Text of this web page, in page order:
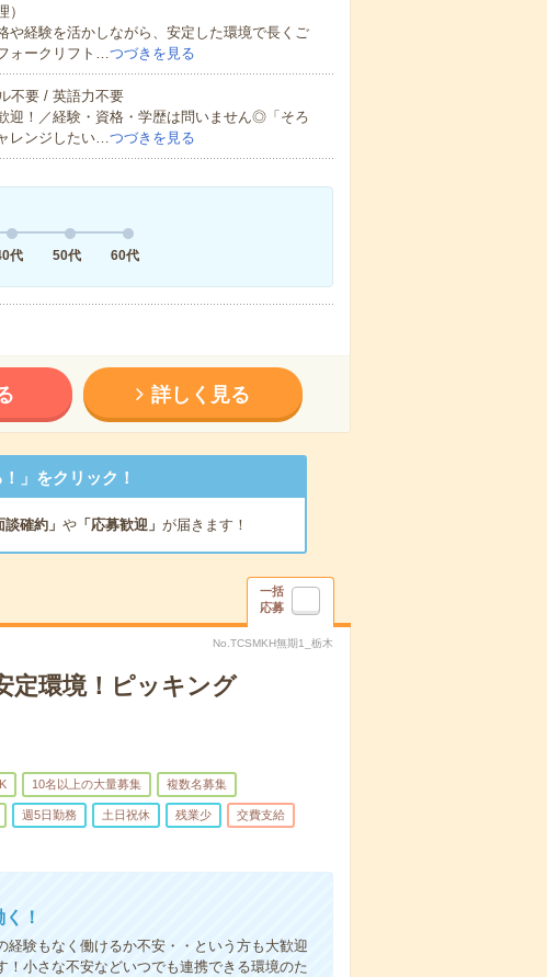
経験を活かしながら、安定した環境で長くご
ォークリフト…つづきを見る
不要 / 英語力不要
迎！／経験・資格・学歴は問いません◎「そろ
レンジしたい…つづきを見る
代 50代 60代
詳しく見る
」をクリック！
談確約」 や「応募歓迎」 が届きます！
一括
応募
No.TCSMKH無期1_栃木
定環境！ピッキング
10名以上の大量募集 複数名募集
週5日勤務 土日祝休 残業少 交費支給
！
経験もなく働けるか不安・・という方も大歓迎
小さな不安などいつでも連携できる環境のた